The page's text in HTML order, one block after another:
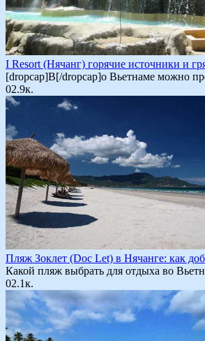
I Resort (Нячанг) горячие источники и
[dropcap]В[/dropcap]о Вьетнаме можно
02.9к.
Пляж Зоклет (Doc Let) в Нячанге: как
Какой пляж выбрать для отдыха во
02.1к.